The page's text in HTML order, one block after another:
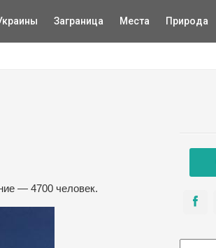
Заграница Места Природа
— 4700 человек.